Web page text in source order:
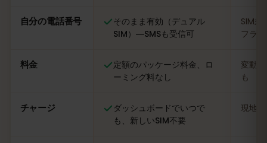
自分の電話番号
そのまま有効（デュアル
SIM）―SMSも受信可
SIM
フラ
料金
定額のパッケージ料金、ロ
ーミング料なし
変動
も
チャージ
ダッシュボードでいつで
も、新しいSIM不要
現地